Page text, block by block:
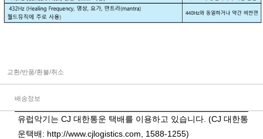
교환/반품/환불/취소
배송정보
유럽악기는 CJ 대한통운 택배를 이용하고 있습니다. (CJ 대한통
운택배: http://www.cjlogistics.com , 1588-1255)